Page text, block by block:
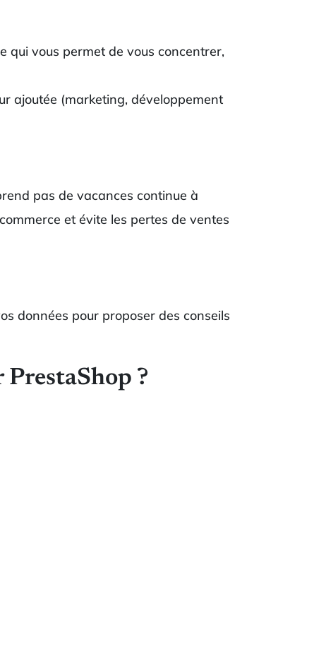
qui vous permet de vous concentrer,
ajoutée (marketing, développement
pas de vacances continue à
et évite les pertes de ventes
données pour proposer des conseils
?